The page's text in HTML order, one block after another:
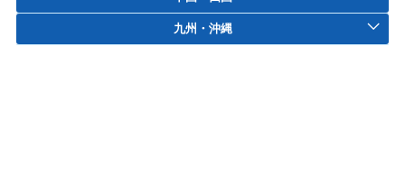
九州・沖縄